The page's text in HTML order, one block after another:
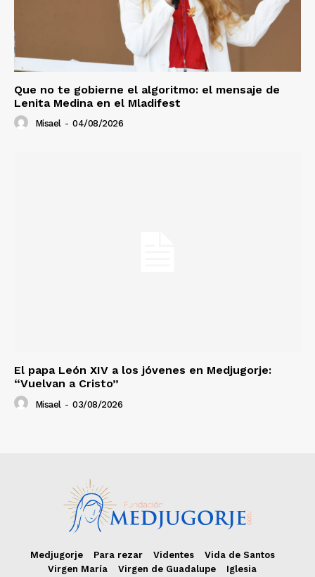
Que no te gobierne el algoritmo: el mensaje de
Lenita Medina en el Mladifest
Misael - 04/08/2026
El papa León XIV a los jóvenes en Medjugorje:
“Vuelvan a Cristo”
Misael - 03/08/2026
Medjugorje Para rezar Videntes
Vida de Santos
Virgen María
Virgen de Guadalupe
Iglesia